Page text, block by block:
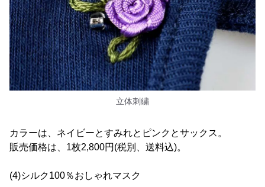
立体刺繍
カラーは、ネイビーとすみれとピンクとサックス。
販売価格は、1枚2,800円(税別、送料込)。
(4)シルク100％おしゃれマスク